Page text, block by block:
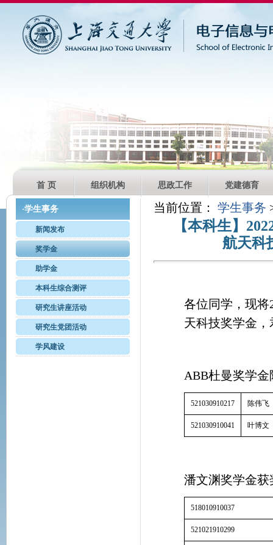
首 页 组织机构 思政工作 党建德育
·学生事务
新闻发布
奖学金
助学金
本科生综合测评
研究生讲座活动
研究生党团活动
学风建设
当前位置：学生事务
【本科生】
航天科
各位同学，现将
天科技奖学金
ABB杜曼奖学
521030910217 陈伟飞
521030910041 叶博文
潘文渊奖学金获
518010910037
521021910299